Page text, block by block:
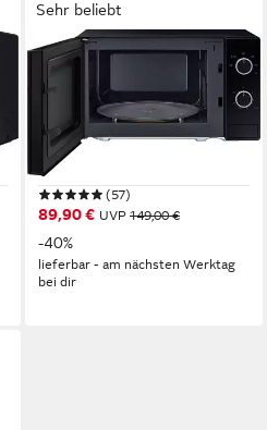
Sehr beliebt
SAMSUNG
Mikrowelle
MS20A3010AL/EG
700W
Leistung
20 l Kapazität
5 Leistungsstufen
(57)
89,90 € UVP 149,00 €
-40%
lieferbar - am nächsten Werktag
bei dir